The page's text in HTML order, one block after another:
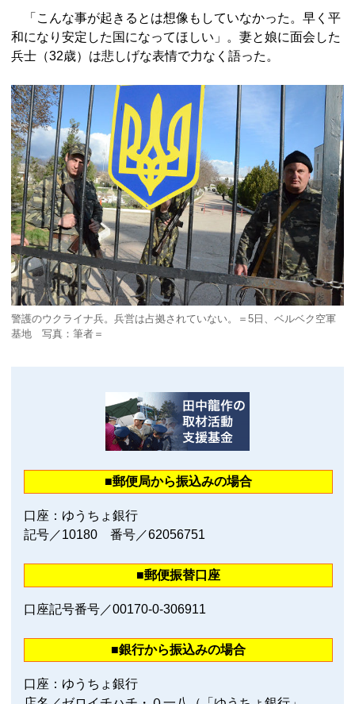
「こんな事が起きるとは想像もしていなかった。早く平
和になり安定した国になってほしい」。妻と娘に面会した
兵士（32歳）は悲しげな表情で力なく語った。
警護のウクライナ兵。兵営は占拠されていない。＝5日、ベルベク空軍
基地 写真：筆者＝
■郵便局から振込みの場合
口座：ゆうちょ銀行
記号／10180 番号／62056751
■郵便振替口座
口座記号番号／00170‐0‐306911
■銀行から振込みの場合
口座：ゆうちょ銀行